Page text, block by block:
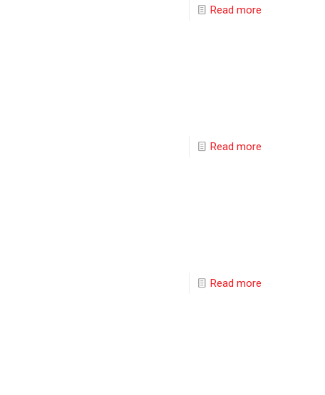
Read more
Read more
Read more